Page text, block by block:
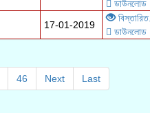
ডাউনলোড
17-01-2019
বিস্তারিত..
ডাউনলোড
46 Next Last